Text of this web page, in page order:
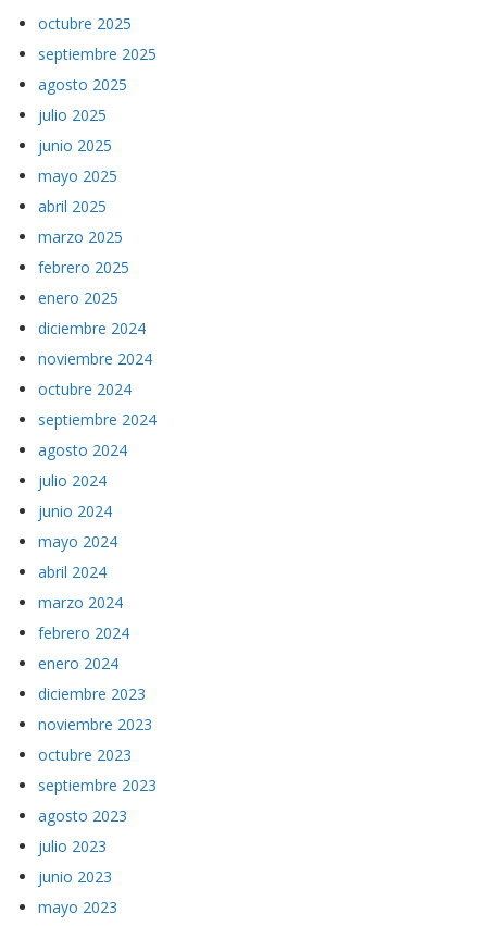
octubre 2025
septiembre 2025
agosto 2025
julio 2025
junio 2025
mayo 2025
abril 2025
marzo 2025
febrero 2025
enero 2025
diciembre 2024
noviembre 2024
octubre 2024
septiembre 2024
agosto 2024
julio 2024
junio 2024
mayo 2024
abril 2024
marzo 2024
febrero 2024
enero 2024
diciembre 2023
noviembre 2023
octubre 2023
septiembre 2023
agosto 2023
julio 2023
junio 2023
mayo 2023